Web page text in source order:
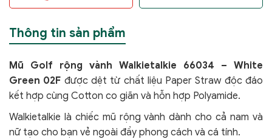
Thông tin sản phẩm
Mũ Golf rộng vành Walkietalkie 66034 – White
Green 02F được dệt từ chất liệu Paper Straw độc đáo
kết hợp cùng Cotton co giãn và hỗn hợp Polyamide.
Walkietalkie là chiếc mũ rộng vành dành cho cả nam và
nữ tạo cho bạn vẻ ngoài đầy phong cách và cá tính.